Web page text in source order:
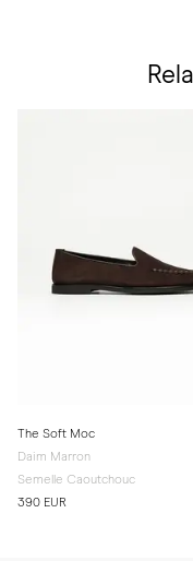
The Soft Moc
Daim Marron
Semelle Caoutchouc
390 EUR